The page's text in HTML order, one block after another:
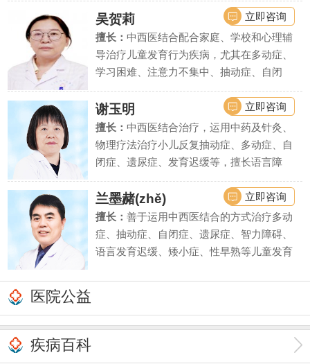
吴贺莉
擅长： 中西医结合配合家庭、学校和心理辅
导治疗儿童发育行为疾病，尤其在多动症、
学习困难、注意力不集中、抽动症、自闭
症、语言发育迟缓、智力低下、精神发育迟
缓、遗尿症等疾病上疗效显著。
立即咨询
谢玉明
擅长： 中西医结合治疗，运用中药及针灸、
物理疗法治疗小儿反复抽动症、多动症、自
闭症、遗尿症、发育迟缓等，擅长语言障
碍、学习困难、智力低下等疾病的诊断评估
和干预治疗。
立即咨询
兰墨赭(zhě)
擅长： 善于运用中西医结合的方式治疗多动
症、抽动症、自闭症、遗尿症、智力障碍、
语言发育迟缓、矮小症、性早熟等儿童发育
立即咨询
医院公益
疾病百科